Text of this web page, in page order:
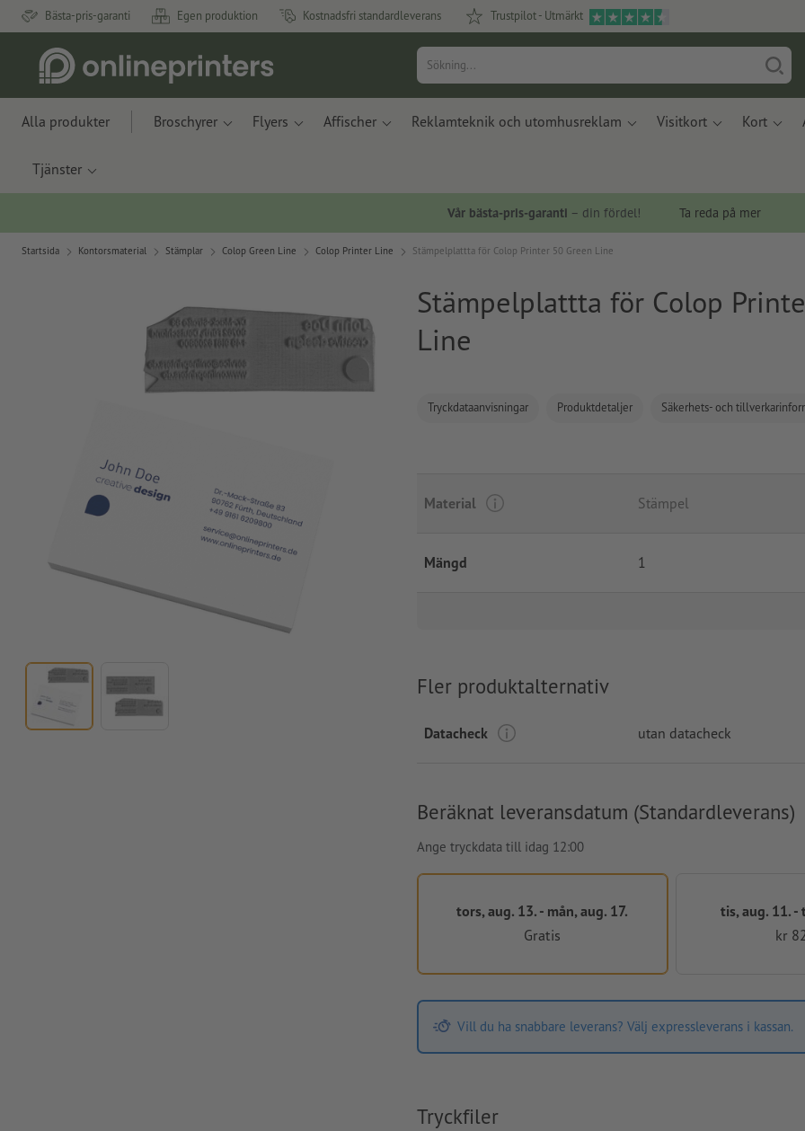
Bästa-pris-garanti Egen produktion Kostnadsfri standardleverans Trustpilot - Utmärkt
Alla produkter Broschyrer Flyers Affischer Reklamteknik och utomhusreklam Visitkort Kort
Tjänster
Vår bästa-pris-garanti – din fördel! Ta reda på mer
Startsida Kontorsmaterial Stämplar Colop Green Line Colop Printer Line Stämpelplattta för Colop Printer 50 Green Line
Stämpelplattta för Colop
Line
Tryckdataanvisningar Produktdetaljer Säkerhets- och
Material Stämpel
Mängd 1
Fler produktalternativ
Datacheck utan datacheck
Beräknat leveransdatum (Standardleverans)
Ange tryckdata till idag 12:00
tors, aug. 13. - mån, aug. 17.
Gratis
tis, aug. 11. -
kr
Vill du ha snabbare leverans? Välj expressleverans i kassan.
Tryckfiler